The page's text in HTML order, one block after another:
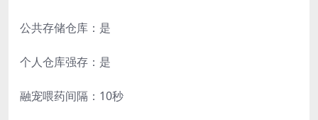
公共存储仓库：是
个人仓库强存：是
融宠喂药间隔：10秒